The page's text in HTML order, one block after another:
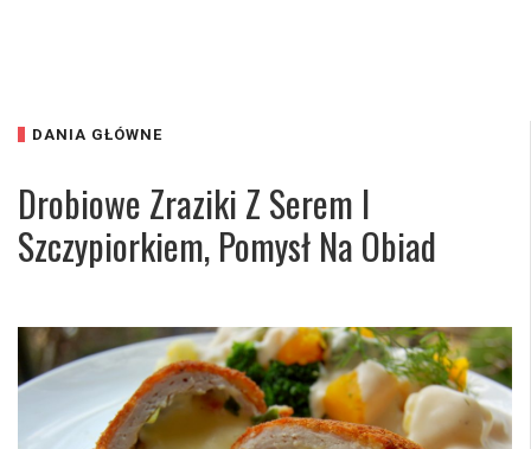
DANIA GŁÓWNE
Drobiowe Zraziki Z Serem I
Szczypiorkiem, Pomysł Na Obiad